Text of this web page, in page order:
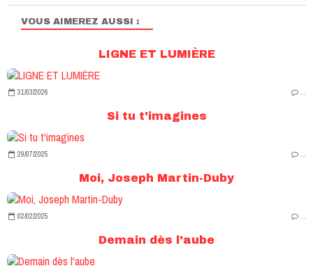
VOUS AIMEREZ AUSSI :
LIGNE ET LUMIÈRE
31/03/2026 …
Si tu t'imagines
29/07/2025 …
Moi, Joseph Martin-Duby
02/02/2025 …
Demain dès l'aube